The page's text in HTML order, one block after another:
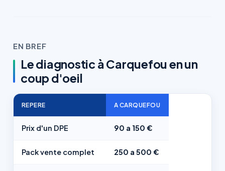
EN BREF
Le diagnostic à Carquefou en un
coup d'oeil
REPERE A CARQUEFOU
Prix d'un DPE 90 a 150 €
Pack vente complet 250 a 500 €